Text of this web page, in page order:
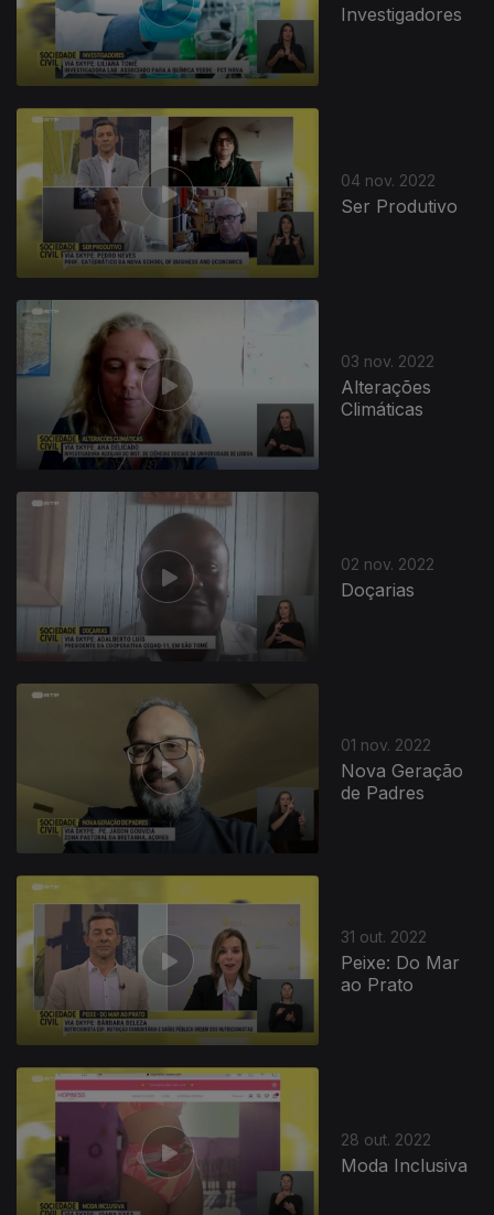
Investigadores
04 nov. 2022
Ser Produtivo
03 nov. 2022
Alterações
Climáticas
02 nov. 2022
Doçarias
01 nov. 2022
Nova Geração
de Padres
31 out. 2022
Peixe: Do Mar
ao Prato
28 out. 2022
Moda Inclusiva
649486